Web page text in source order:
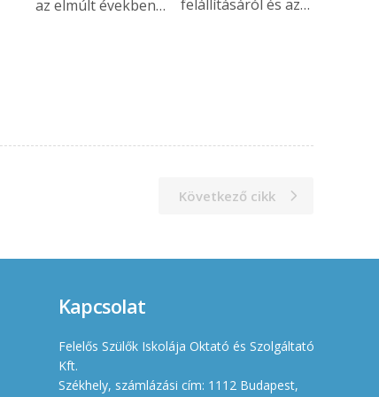
az elmúlt években…
felállításáról és az…
Következő cikk
Kapcsolat
Felelős Szülők Iskolája Oktató és Szolgáltató
Kft.
Székhely, számlázási cím: 1112 Budapest,